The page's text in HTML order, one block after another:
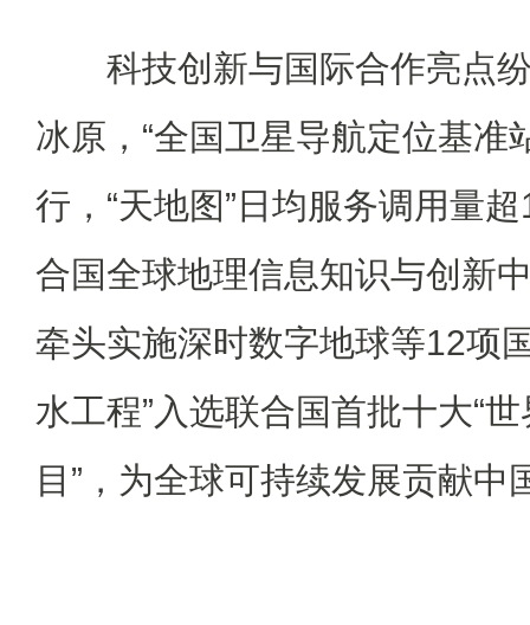
科技创新与国际合作亮点纷
冰原，“全国卫星导航定位基准
行，“天地图”日均服务调用量
合国全球地理信息知识与创新
牵头实施深时数字地球等12项
水工程”入选联合国首批十大“
目”，为全球可持续发展贡献中